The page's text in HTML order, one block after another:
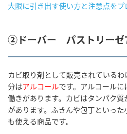
大限に引き出す使い方と注意点をプ
②ドーバー パストリーゼ
カビ取り剤として販売されている
分はアルコールです。アルコール
働きがあります。カビはタンパク
があります。ふきんや包丁といっ
も使える商品です。